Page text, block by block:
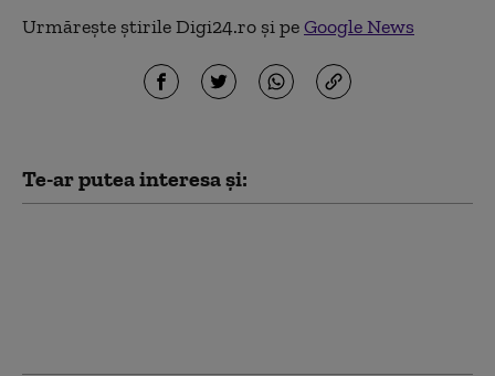
Urmărește știrile Digi24.ro și peGoogle News
Te-ar putea interesa și: